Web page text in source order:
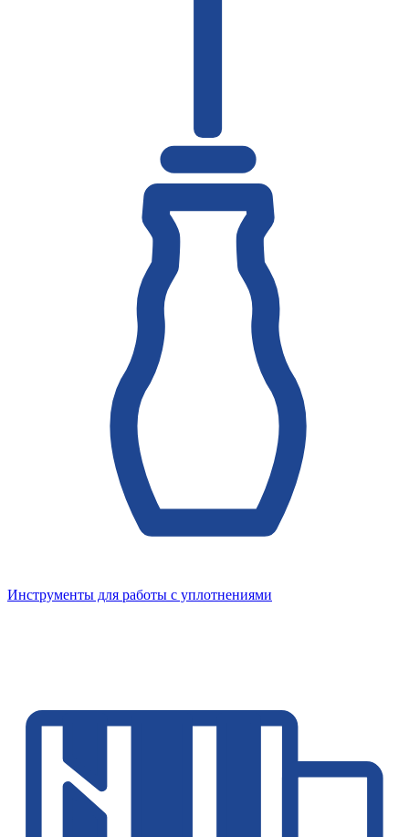
Инструменты для работы с уплотнениями